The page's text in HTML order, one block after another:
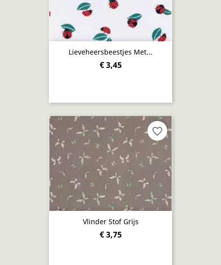
Lieveheersbeestjes Met...
€ 3,45
Vlinder Stof Grijs
€ 3,75
favorite_border